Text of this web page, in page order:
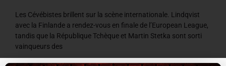
Les Cévébistes brillent sur la scène internationale. Lindqvist
avec la Finlande a rendez-vous en finale de l’European League,
tandis que la République Tchèque et Martin Stetka sont sorti
vainqueurs des